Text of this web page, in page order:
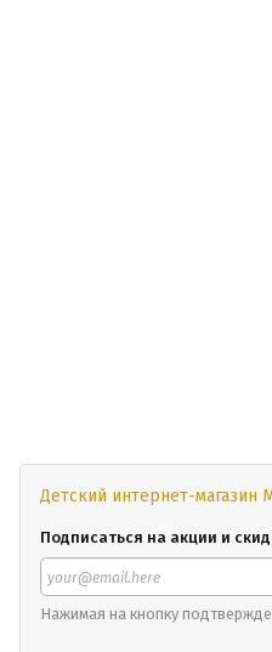
Детский интернет-магазин
Подписаться на акции и
Нажимая на кнопку